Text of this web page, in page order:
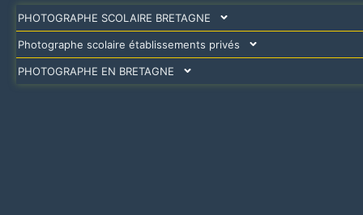
PHOTOGRAPHE SCOLAIRE BRETAGNE
Photographe scolaire établissements privés
PHOTOGRAPHE EN BRETAGNE